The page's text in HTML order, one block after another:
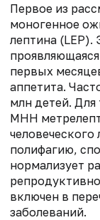
Первое из
моногенное
лептина
первых
аппетита.
млн детей. Для
МНН
полифагию,
нормализует
включен в
заболеваний.